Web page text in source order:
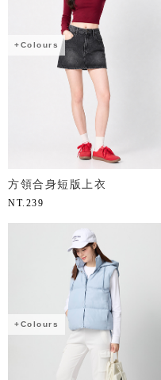
+Colours
方領合身短版上衣
NT. 239
+Colours